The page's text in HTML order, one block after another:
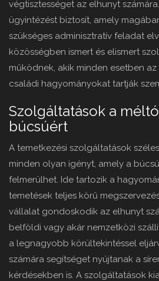
végtisztességet az elhunyt
ügyintézést biztosít, amely
szükséges adminisztratív feladat
közösségben ismert és elismert
működnek, akik minden esetben
családi hagyományokat tartják
Szolgáltatások a
búcsúért
A temetkezési szolgáltatások
minden olyan igényt, amely a
felmerülhet. Ide tartozik a
temetések teljes körű
vállalat gondoskodik az elhunyt
belföldi vagy akár nemzetközi
a legnagyobb körültekintéssel
számára segítséget nyújtanak a
kérdésekben is. A szolgáltatások